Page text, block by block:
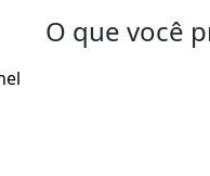
O que você